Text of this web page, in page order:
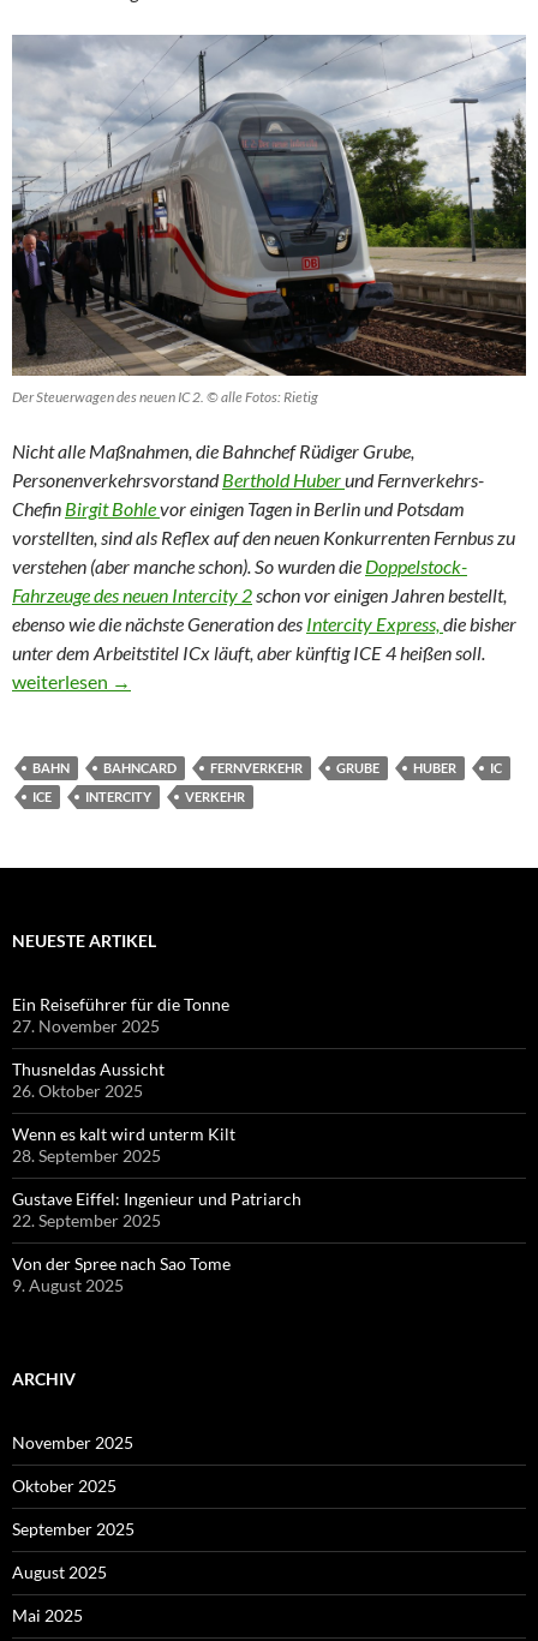
Der Steuerwagen des neuen IC 2. © alle Fotos: Rietig
Nicht alle Maßnahmen, die Bahnchef Rüdiger Grube,
PersonenverkehrsvorstandBerthold Huberund Fernverkehrs-
Chefin Birgit Bohlevor einigen Tagen in Berlin und Potsdam
vorstellten, sind als Reflex auf den neuen Konkurrenten Fernbus zu
verstehen (aber manche schon). So wurden die Doppelstock-
Fahrzeuge des neuen Intercity 2schon vor einigen Jahren bestellt,
ebenso wie die nächste Generation des Intercity Express,die bisher
unter dem Arbeitstitel ICx läuft, aber künftig ICE 4 heißen soll.
Doppelstock-Intercity IC 2 kommt im Dezember
weiterlesen →
BAHN BAHNCARD FERNVERKEHR GRUBE HUBER
IC
ICE
INTERCITY VERKEHR
NEUESTE ARTIKEL
Ein Reiseführer für die Tonne
27. November 2025
Thusneldas Aussicht
26. Oktober 2025
Wenn es kalt wird unterm Kilt
28. September 2025
Gustave Eiffel: Ingenieur und Patriarch
22. September 2025
Von der Spree nach Sao Tome
9. August 2025
ARCHIV
November 2025
Oktober 2025
September 2025
August 2025
Mai 2025